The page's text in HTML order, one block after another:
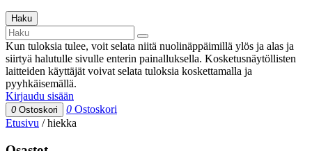
Haku
Kun tuloksia tulee, voit selata niitä nuolinäppäimillä ylös ja alas ja
siirtyä halutulle sivulle enterin painalluksella. Kosketusnäytöllisten
laitteiden käyttäjät voivat selata tuloksia koskettamalla ja
pyyhkäisemällä.
Kirjaudu sisään
0 Ostoskori 0 Ostoskori
Etusivu /hiekka